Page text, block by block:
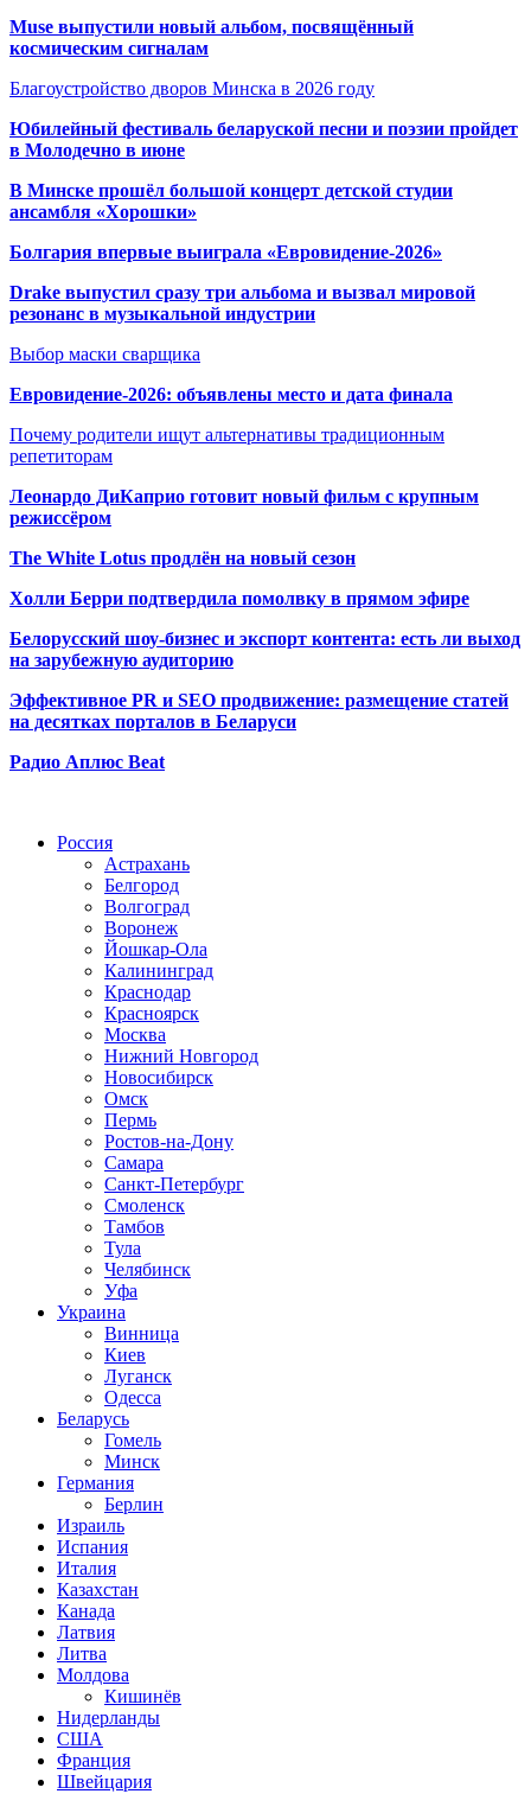
Muse выпустили новый альбом, посвящённый
космическим сигналам
Благоустройство дворов Минска в 2026 году
Юбилейный фестиваль беларуской песни и поэзии пройдет
в Молодечно в июне
В Минске прошёл большой концерт детской студии
ансамбля «Хорошки»
Болгария впервые выиграла «Евровидение-2026»
Drake выпустил сразу три альбома и вызвал мировой
резонанс в музыкальной индустрии
Выбор маски сварщика
Евровидение-2026: объявлены место и дата финала
Почему родители ищут альтернативы традиционным
репетиторам
Леонардо ДиКаприо готовит новый фильм с крупным
режиссёром
The White Lotus продлён на новый сезон
Холли Берри подтвердила помолвку в прямом эфире
Белорусский шоу-бизнес и экспорт контента: есть ли выход
на зарубежную аудиторию
Эффективное PR и SEO продвижение: размещение статей
на десятках порталов в Беларуси
Радио Аплюс Beat
Россия
Астрахань
Белгород
Волгоград
Воронеж
Йошкар-Ола
Калининград
Краснодар
Красноярск
Москва
Нижний Новгород
Новосибирск
Омск
Пермь
Ростов-на-Дону
Самара
Санкт-Петербург
Смоленск
Тамбов
Тула
Челябинск
Уфа
Украина
Винница
Киев
Луганск
Одесса
Беларусь
Гомель
Минск
Германия
Берлин
Израиль
Испания
Италия
Казахстан
Канада
Латвия
Литва
Молдова
Кишинёв
Нидерланды
США
Франция
Швейцария